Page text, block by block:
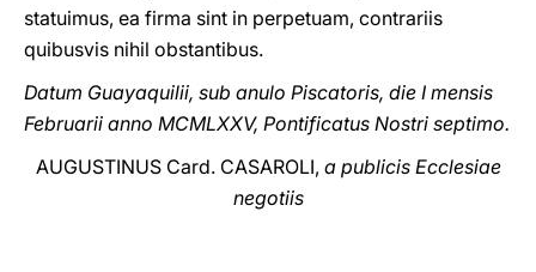
statuimus, ea firma sint in perpetuam, contrariis
quibusvis nihil obstantibus.
Datum Guayaquilii, sub anulo Piscatoris, die I mensis
Februarii anno MCMLXXV, Pontificatus Nostri septimo.
AUGUSTINUS Card. CASAROLI, a publicis Ecclesiae
negotiis